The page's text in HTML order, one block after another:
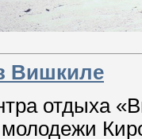
Вишкиле
отдыха